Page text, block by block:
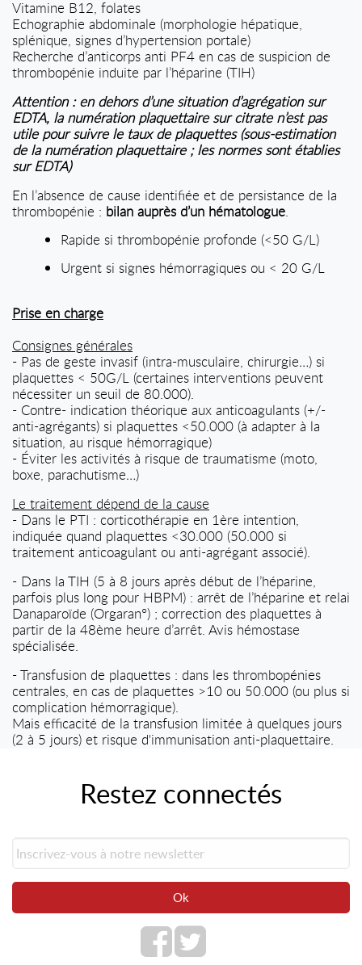
Vitamine B12, folates
Echographie abdominale (morphologie hépatique,
splénique, signes d’hypertension portale)
Recherche d’anticorps anti PF4 en cas de suspicion de
thrombopénie induite par l’héparine (TIH)
Attention : en dehors d’une situation d’agrégation sur
EDTA, la numération plaquettaire sur citrate n’est pas
utile pour suivre le taux de plaquettes (sous-estimation
de la numération plaquettaire ; les normes sont établies
sur EDTA)
En l’absence de cause identifiée et de persistance de la
thrombopénie : bilan auprès d’un hématologue.
Rapide si thrombopénie profonde (<50 G/L)
Urgent si signes hémorragiques ou < 20 G/L
Prise en charge
Consignes générales
- Pas de geste invasif (intra-musculaire, chirurgie…) si
plaquettes < 50G/L (certaines interventions peuvent
nécessiter un seuil de 80.000).
- Contre- indication théorique aux anticoagulants (+/-
anti-agrégants) si plaquettes <50.000 (à adapter à la
situation, au risque hémorragique)
- Éviter les activités à risque de traumatisme (moto,
boxe, parachutisme…)
Le traitement dépend de la cause
- Dans le PTI : corticothérapie en 1ère intention,
indiquée quand plaquettes <30.000 (50.000 si
traitement anticoagulant ou anti-agrégant associé).
- Dans la TIH (5 à 8 jours après début de l’héparine,
parfois plus long pour HBPM) : arrêt de l’héparine et relai
Danaparoïde (Orgaran°) ; correction des plaquettes à
partir de la 48ème heure d’arrêt. Avis hémostase
spécialisée.
- Transfusion de plaquettes : dans les thrombopénies
centrales, en cas de plaquettes >10 ou 50.000 (ou plus si
complication hémorragique).
Mais efficacité de la transfusion limitée à quelques jours
(2 à 5 jours) et risque d'immunisation anti-plaquettaire.
Restez connectés